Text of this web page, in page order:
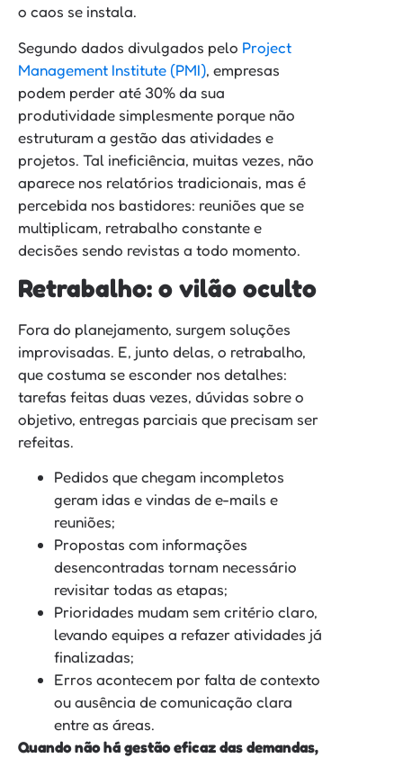
o caos se instala.
Segundo dados divulgados pelo Project
Management Institute (PMI), empresas
podem perder até 30% da sua
produtividade simplesmente porque não
estruturam a gestão das atividades e
projetos. Tal ineficiência, muitas vezes, não
aparece nos relatórios tradicionais, mas é
percebida nos bastidores: reuniões que se
multiplicam, retrabalho constante e
decisões sendo revistas a todo momento.
Retrabalho: o vilão oculto
Fora do planejamento, surgem soluções
improvisadas. E, junto delas, o retrabalho,
que costuma se esconder nos detalhes:
tarefas feitas duas vezes, dúvidas sobre o
objetivo, entregas parciais que precisam ser
refeitas.
Pedidos que chegam incompletos
geram idas e vindas de e-mails e
reuniões;
Propostas com informações
desencontradas tornam necessário
revisitar todas as etapas;
Prioridades mudam sem critério claro,
levando equipes a refazer atividades já
finalizadas;
Erros acontecem por falta de contexto
ou ausência de comunicação clara
entre as áreas.
Quando não há gestão eficaz das demandas,